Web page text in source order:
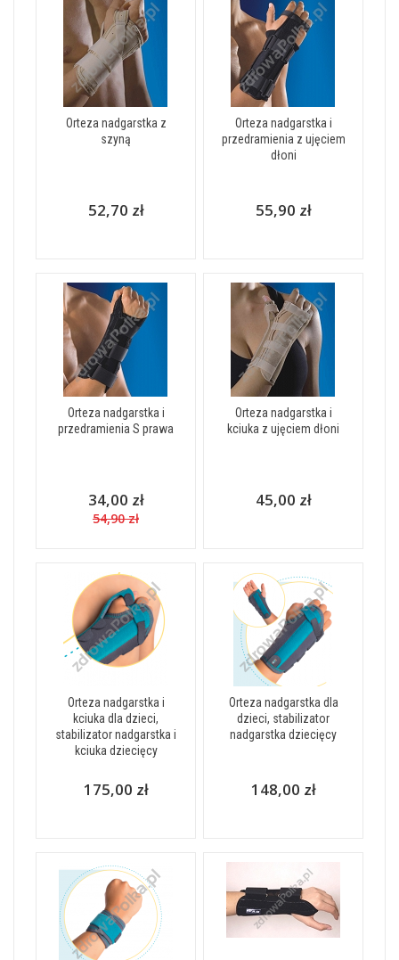
Orteza nadgarstka z
szyną
52,70 zł
Orteza nadgarstka i
przedramienia z ujęciem
dłoni
55,90 zł
Orteza nadgarstka i
przedramienia S prawa
34,00 zł
54,90 zł
Orteza nadgarstka i
kciuka z ujęciem dłoni
45,00 zł
Orteza nadgarstka i
kciuka dla dzieci,
stabilizator nadgarstka i
kciuka dziecięcy
175,00 zł
Orteza nadgarstka dla
dzieci, stabilizator
nadgarstka dziecięcy
148,00 zł